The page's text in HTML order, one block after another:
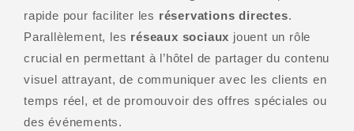
rapide pour faciliter les réservations directes.
Parallèlement, les réseaux sociaux jouent un rôle
crucial en permettant à l’hôtel de partager du contenu
visuel attrayant, de communiquer avec les clients en
temps réel, et de promouvoir des offres spéciales ou
des événements.